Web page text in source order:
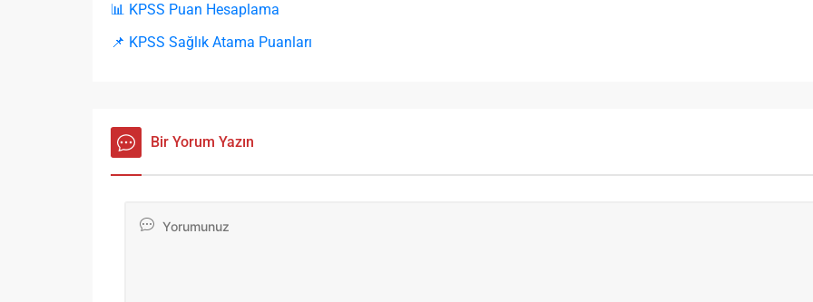
📊 KPSS Puan Hesaplama
📌 KPSS Sağlık Atama Puanları
Bir Yorum Yazın